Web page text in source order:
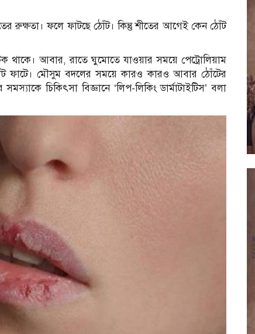
রুক্ষতা। ফলে ফাটছে ঠোঁট। কিন্তু শীতের আগেই কেন ঠোঁট
থাকে। আবার, রাতে ঘুমোতে যাওয়ার সময়ে পেট্রোলিয়াম
মৌসুম বদলের সময়ে কারও কারও আবার ঠোঁটের
চিকিৎসা বিজ্ঞানে ‘লিপ-লিকিং ডার্মাটাইটিস’ বলা